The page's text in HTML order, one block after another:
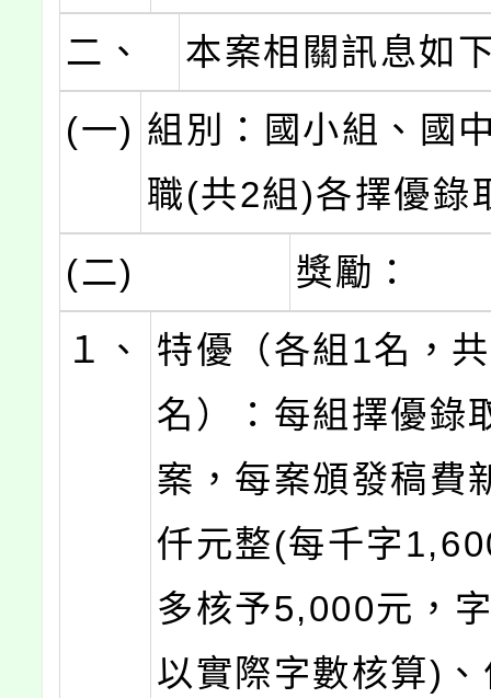
二、
本案相關訊息如
(一) 組別：國小組、國
職(共2組)各擇優錄
(二)
獎勵：
１、
特優（各組1名，
名）：每組擇優錄
案，每案頒發稿費
仟元整(每千字
多核予5,000元，
以實際字數核算)